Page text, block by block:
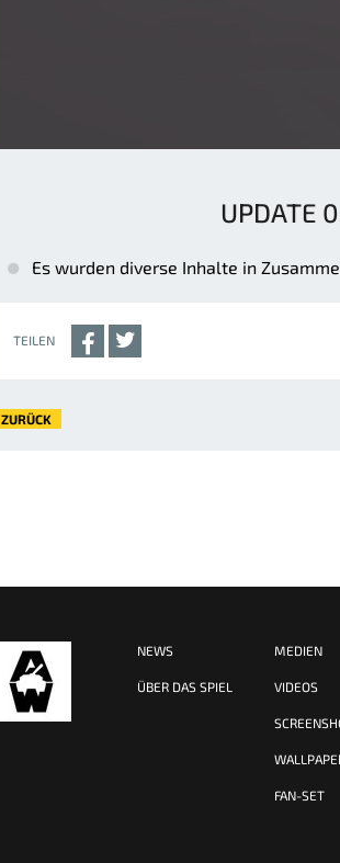
UPDATE
Es wurden diverse Inhalte in
TEILEN
ZURÜCK
NEWS
ÜBER DAS SPIEL
MEDIEN
VIDEOS
FAN-SET